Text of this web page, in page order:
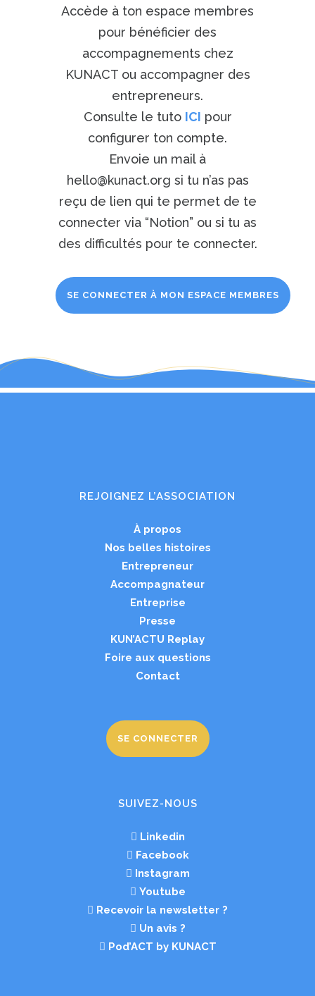
Accède à ton espace membres
pour bénéficier des
accompagnements chez
KUNACT ou accompagner des
entrepreneurs.
Consulte le tuto ICI pour
configurer ton compte.
Envoie un mail à
hello@kunact.org si tu n’as pas
reçu de lien qui te permet de te
connecter via “Notion” ou si tu as
des difficultés pour te connecter.
SE CONNECTER À MON ESPACE MEMBRES
REJOIGNEZ L’ASSOCIATION
À propos
Nos belles histoires
Entrepreneur
Accompagnateur
Entreprise
Presse
KUN’ACTU Replay
Foire aux questions
Contact
SE CONNECTER
SUIVEZ-NOUS
Linkedin
Facebook
Instagram
Youtube
Recevoir la newsletter ?
Un avis ?
Pod’ACT by KUNACT